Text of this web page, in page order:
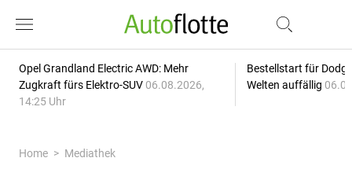
Opel Grandland Electric AWD: Mehr
Zugkraft fürs Elektro-SUV 06.08.2026,
14:25 Uhr
Bestellstart für
Welten auffällig
Home
Mediathek